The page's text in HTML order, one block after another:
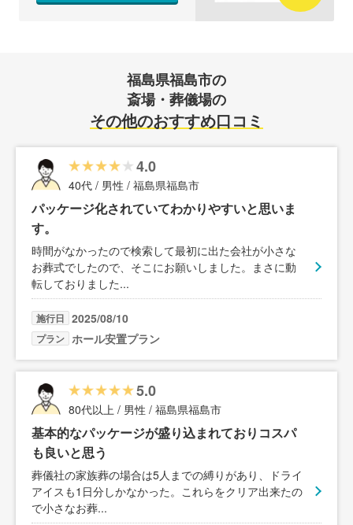
福島県福島市の
斎場・葬儀場の
その他のおすすめ口コミ
4.0
40代 / 男性 / 福島県福島市
パッケージ化されていてわかりやすいと思いま
す。
時間がなかったので検索して最初に出た会社が小さな
お葬式でしたので、そこにお願いしました。まさに動
転しておりました...
施行日 2025/08/10
プラン ホール安置プラン
5.0
80代以上 / 男性 / 福島県福島市
基本的なパッケージが盛り込まれておりコスパ
も良いと思う
葬儀社の家族葬の場合は5人までの縛りがあり、ドライ
アイスも1日分しかなかった。これらをクリア出来たの
で小さなお葬...